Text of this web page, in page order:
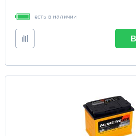
есть в наличии